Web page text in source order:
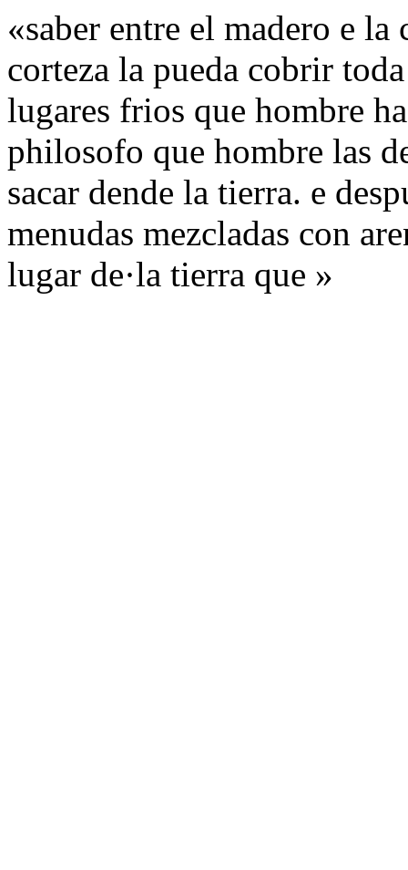
«saber entre el madero e la
corteza la pueda cobrir
lugares frios que hombre
philosofo que hombre las
sacar dende la tierra. e
menudas mezcladas con
lugar de·la tierra que »